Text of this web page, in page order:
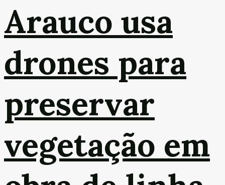
Arauco usa
drones para
preservar
vegetação em